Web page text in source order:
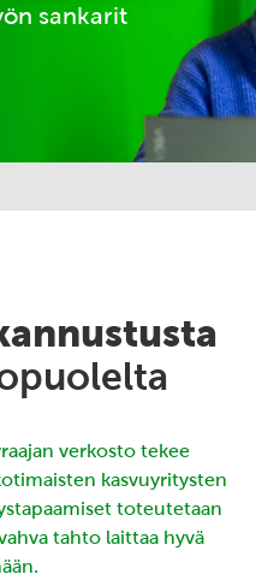
sankarit
verkosto tekee
kasvuyritysten
toteutetaan
tahto laittaa hyvä